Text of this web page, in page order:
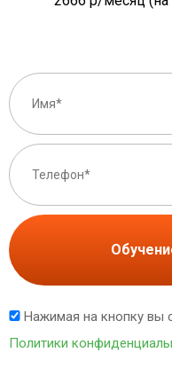
Нажимая на кнопку вы
Политики